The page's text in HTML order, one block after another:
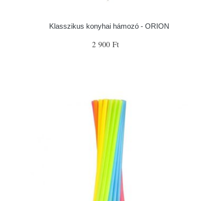
Klasszikus konyhai hámozó - ORION
2 900 Ft